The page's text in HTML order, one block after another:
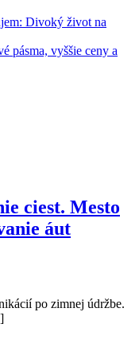
Divoký život na
pásma, vyššie ceny a
ciest. Mesto
áut
po zimnej údržbe.